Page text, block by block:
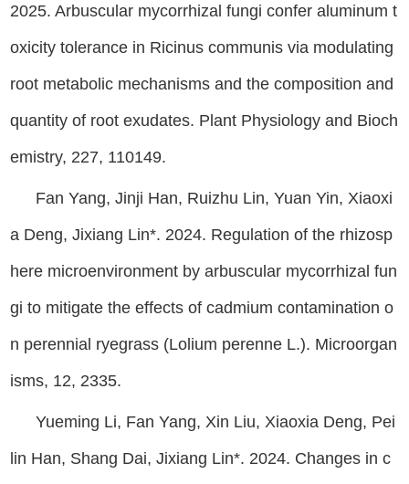
2025. Arbuscular mycorrhizal fungi confer aluminum t
oxicity tolerance in Ricinus communis via modulating
root metabolic mechanisms and the composition and
quantity of root exudates. Plant Physiology and Bioch
emistry, 227, 110149.
Fan Yang, Jinji Han, Ruizhu Lin, Yuan Yin, Xiaoxi
a Deng, Jixiang Lin*. 2024. Regulation of the rhizosp
here microenvironment by arbuscular mycorrhizal fun
gi to mitigate the effects of cadmium contamination o
n perennial ryegrass (Lolium perenne L.). Microorgan
isms, 12, 2335.
Yueming Li, Fan Yang, Xin Liu, Xiaoxia Deng, Pei
lin Han, Shang Dai, Jixiang Lin*. 2024. Changes in c